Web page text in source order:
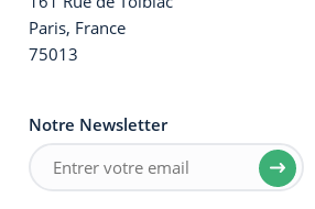
Paris, France
75013
Notre Newsletter